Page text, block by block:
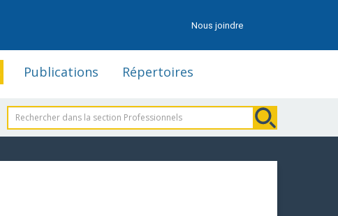
Nous joindre
Publications Répertoires